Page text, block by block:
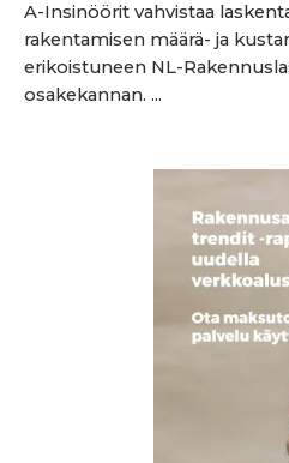
A-Insinöörit vahvistaa
rakentamisen määrä- ja
erikoistuneen NL-
osakekannan. ...